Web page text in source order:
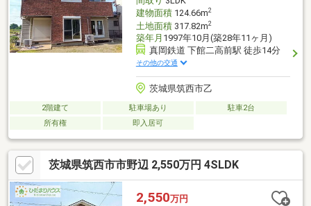
建物面積124.66m2
土地面積317.82m2
築年月 1997年10月(築28年11ヶ月)
真岡鉄道 下館二高前駅 徒歩14分
その他の交通
茨城県筑西市乙
2階建て 駐車場あり
駐車2台
所有権
即入居可
茨城県筑西市市野辺 2,550万円 4SLDK
2,550万円